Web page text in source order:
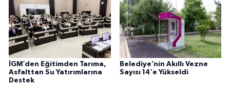
İGM’den Eğitimden Tarıma,
Asfalttan Su Yatırımlarına
Destek
Belediye’nin Akıllı Vezne
Sayısı 14'e Yükseldi